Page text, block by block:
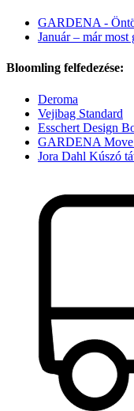
GARDENA -
Január – már
Bloomling felfedezése:
Deroma
Vejibag Standard
Esschert Design
GARDENA Move
Jora Dahl Kúszó